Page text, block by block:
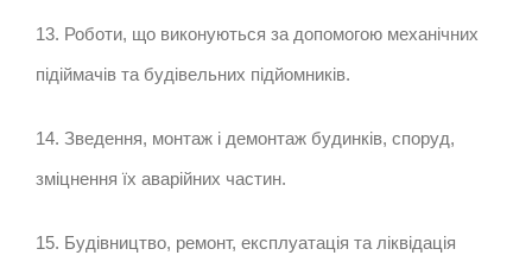
13. Роботи, що виконуються за допомогою механічних
підіймачів та будівельних підйомників.
14. Зведення, монтаж і демонтаж будинків, споруд,
зміцнення їх аварійних частин.
15. Будівництво, ремонт, експлуатація та ліквідація